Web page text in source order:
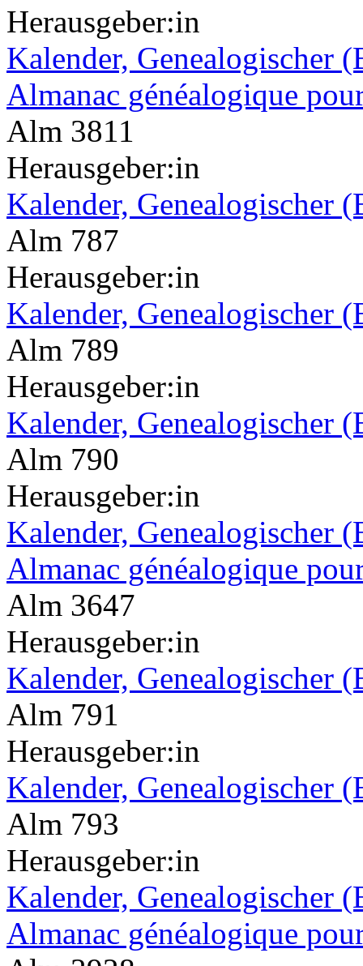
Herausgeber:in
Kalender, Genealogischer
Almanac généalogique
Alm 3811
Herausgeber:in
Kalender, Genealogischer
Alm 787
Herausgeber:in
Kalender, Genealogischer
Alm 789
Herausgeber:in
Kalender, Genealogischer
Alm 790
Herausgeber:in
Kalender, Genealogischer
Almanac généalogique
Alm 3647
Herausgeber:in
Kalender, Genealogischer
Alm 791
Herausgeber:in
Kalender, Genealogischer
Alm 793
Herausgeber:in
Kalender, Genealogischer
Almanac généalogique